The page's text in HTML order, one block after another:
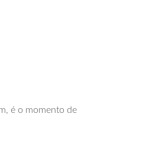
é o momento de